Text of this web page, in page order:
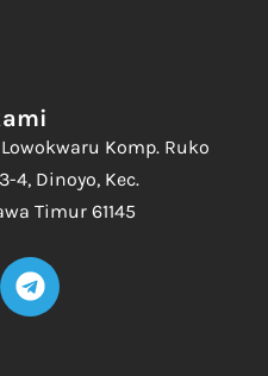
Komp. Ruko
4, Dinoyo, Kec.
Timur 61145